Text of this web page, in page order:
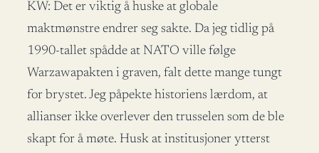
KW: Det er viktig å huske at globale
maktmønstre endrer seg sakte. Da jeg tidlig på
1990-tallet spådde at NATO ville følge
Warzawapakten i graven, falt dette mange tungt
for brystet. Jeg påpekte historiens lærdom, at
allianser ikke overlever den trusselen som de ble
skapt for å møte. Husk at institusjoner ytterst